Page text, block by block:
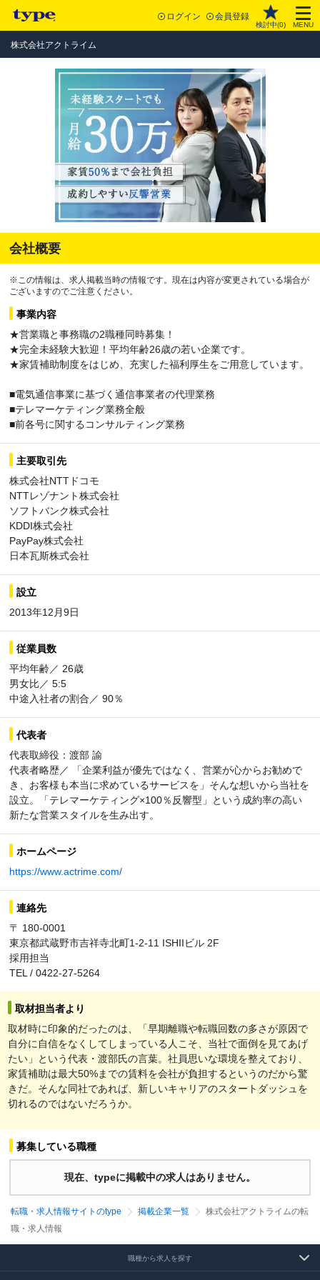
ログイン 会員登録
検討中(0) MENU
株式会社アクトライム
会社概要
※この情報は、求人掲載当時の情報です。現在は内容が変更されている場合が
ございますのでご注意ください。
事業内容
★営業職と事務職の2職種同時募集！
★完全未経験大歓迎！平均年齢26歳の若い企業です。
★家賃補助制度をはじめ、充実した福利厚生をご用意しています。
■電気通信事業に基づく通信事業者の代理業務
■テレマーケティング業務全般
■前各号に関するコンサルティング業務
主要取引先
株式会社NTTドコモ
NTTレゾナント株式会社
ソフトバンク株式会社
KDDI株式会社
PayPay株式会社
日本瓦斯株式会社
設立
2013年12月9日
従業員数
平均年齢／ 26歳
男女比／ 5:5
中途入社者の割合／ 90％
代表者
代表取締役：渡部 諭
代表者略歴／ 「企業利益が優先ではなく、営業が心からお勧めで
き、お客様も本当に求めているサービスを」そんな想いから当社を
設立。「テレマーケティング×100％反響型」という成約率の高い
新たな営業スタイルを生み出す。
ホームページ
https://www.actrime.com/
連絡先
〒 180-0001
東京都武蔵野市吉祥寺北町1-2-11 ISHIIビル 2F
採用担当
TEL / 0422-27-5264
取材担当者より
取材時に印象的だったのは、「早期離職や転職回数の多さが原因で
自分に自信をなくしてしまっている人こそ、当社で面倒を見てあげ
たい」という代表・渡部氏の言葉。社員思いな環境を整えており、
家賃補助は最大50%までの賃料を会社が負担するというのだから驚
きだ。そんな同社であれば、新しいキャリアのスタートダッシュを
切れるのではないだろうか。
募集している職種
現在、typeに掲載中の求人はありません。
転職・求人情報サイトのtype 掲載企業一覧
株式会社アクトライムの転
職・求人情報
職種から求人を探す